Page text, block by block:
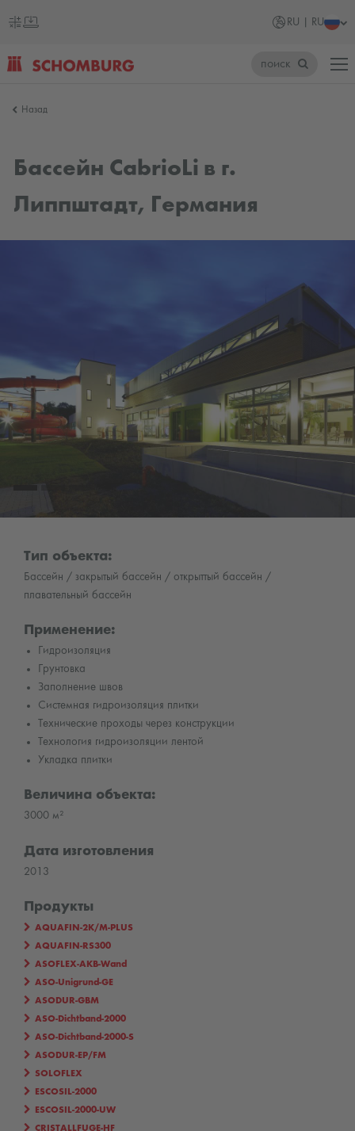
RU | RU
поиск
Назад
Бассейн CabrioLi в г.
Липпштадт, Германия
Тип объекта:
Бассейн / закрытый бассейн / открыттый бассейн /
плавательный бассейн
Применение:
Гидроизоляция
Грунтовка
Заполнение швов
Системная гидроизоляция плитки
Технические проходы через конструкции
Технология гидроизоляции лентой
Укладка плитки
Величина объекта:
3000 м²
Дата изготовления
2013
Продукты
AQUAFIN-2K/M-PLUS
AQUAFIN-RS300
ASOFLEX-AKB-Wand
ASO-Unigrund-GE
ASODUR-GBM
ASO-Dichtband-2000
ASO-Dichtband-2000-S
ASODUR-EP/FM
SOLOFLEX
ESCOSIL-2000
ESCOSIL-2000-UW
CRISTALLFUGE-HF